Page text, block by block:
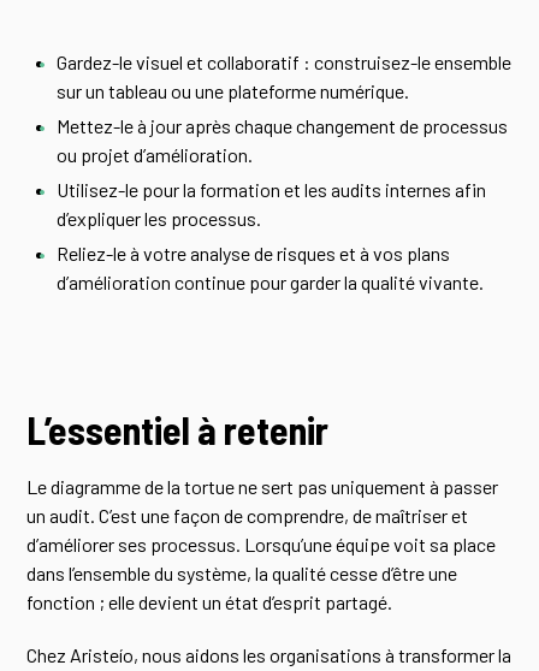
Gardez-le visuel et collaboratif : construisez-le ensemble
sur un tableau ou une plateforme numérique.
Mettez-le à jour après chaque changement de processus
ou projet d’amélioration.
Utilisez-le pour la formation et les audits internes afin
d’expliquer les processus.
Reliez-le à votre analyse de risques et à vos plans
d’amélioration continue pour garder la qualité vivante.
L’essentiel à retenir
Le diagramme de la tortue ne sert pas uniquement à passer
un audit. C’est une façon de comprendre, de maîtriser et
d’améliorer ses processus. Lorsqu’une équipe voit sa place
dans l’ensemble du système, la qualité cesse d’être une
fonction ; elle devient un état d’esprit partagé.
Chez Aristeío, nous aidons les organisations à transformer la